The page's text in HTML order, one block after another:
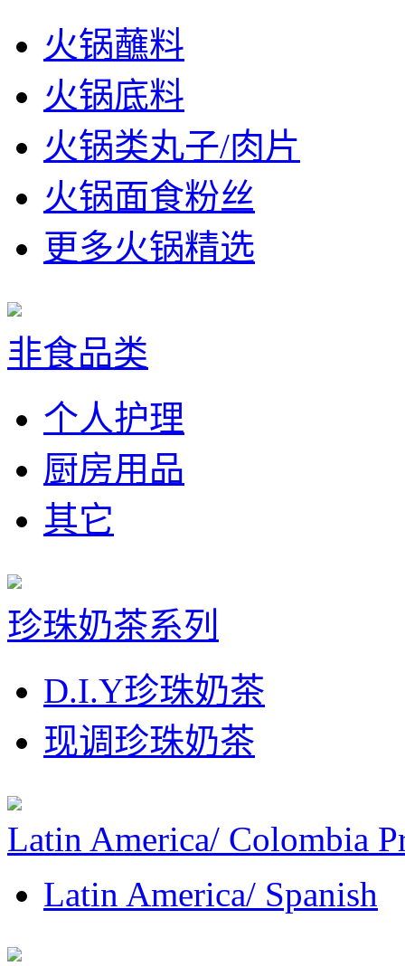
火锅蘸料
火锅底料
火锅类丸子/肉片
火锅面食粉丝
更多火锅精选
非食品类
个人护理
厨房用品
其它
珍珠奶茶系列
D.I.Y珍珠奶茶
现调珍珠奶茶
Latin America/ Colombia
Latin America/ Spanish